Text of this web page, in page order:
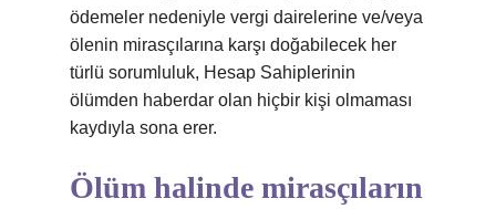
ödemeler nedeniyle vergi dairelerine ve/veya
ölenin mirasçılarına karşı doğabilecek her
türlü sorumluluk, Hesap Sahiplerinin
ölümden haberdar olan hiçbir kişi olmaması
kaydıyla sona erer.
Ölüm halinde mirasçıların